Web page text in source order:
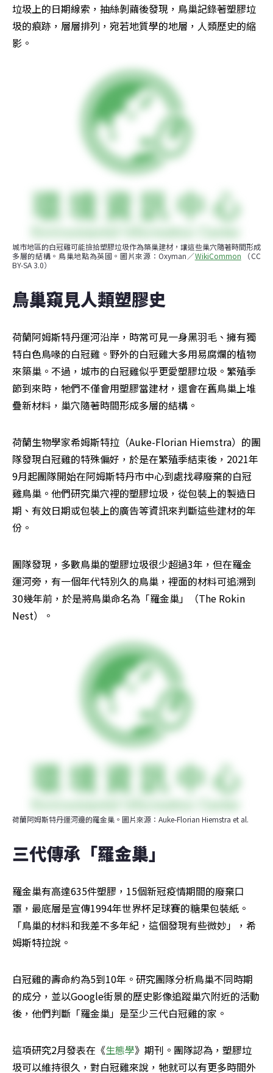
垃圾上的日期線索，抽絲剝繭後發現，鳥巢記錄著塑膠垃
圾的痕跡，層層排列，宛若地質學的地層，人類歷史的縮
影。
城市地區的白冠雞可能撿拾塑膠垃圾作為築巢建材，讓這些巢穴隨著時間形成
多層的結構。鳥巢地點為英國。圖片來源：Oxyman／WikiCommon （CC
BY-SA 3.0）
鳥巢窺見人類塑膠史
荷蘭阿姆斯特丹運河沿岸，時常可見一身黑羽毛、擁有獨
特白色鳥喙的白冠雞。野外的白冠雞大多用易腐爛的植物
來築巢。不過，城市的白冠雞似乎更愛塑膠垃圾。繁殖季
節到來時，牠們不僅會用塑膠當建材，還會在舊鳥巢上堆
疊新材料，巢穴隨著時間形成多層的結構。
荷蘭生物學家希姆斯特拉（Auke-Florian Hiemstra）的團
隊發現白冠雞的特殊偏好，於是在繁殖季結束後，2021年
9月起團隊開始在阿姆斯特丹市中心到處找尋廢棄的白冠
雞鳥巢。他們研究巢穴裡的塑膠垃圾，從包裝上的製造日
期、有效日期或包裝上的廣告等資訊來判斷這些建材的年
份。
團隊發現，多數鳥巢的塑膠垃圾很少超過3年，但在羅金
運河旁，有一個年代特別久的鳥巢，裡面的材料可追溯到
30幾年前，於是將鳥巢命名為「羅金巢」（The Rokin
Nest）。
荷蘭阿姆斯特丹運河邊的羅金巢。圖片來源：Auke-Florian Hiemstra et al.
三代傳承「羅金巢」
羅金巢有高達635件塑膠，15個新冠疫情期間的廢棄口
罩，最底層是宣傳1994年世界杯足球賽的糖果包裝紙。
「鳥巢的材料和我差不多年紀，這個發現有些微妙」，希
姆斯特拉說。
白冠雞的壽命約為5到10年。研究團隊分析鳥巢不同時期
的成分，並以Google街景的歷史影像追蹤巢穴附近的活動
後，他們判斷「羅金巢」是至少三代白冠雞的家。
這項研究2月發表在《生態學》期刊。團隊認為，塑膠垃
圾可以維持很久，對白冠雞來說，牠就可以有更多時間外